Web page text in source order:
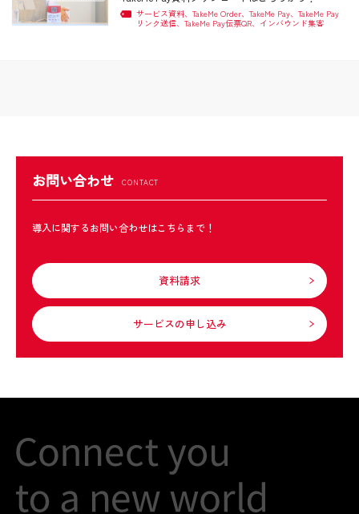
サービス資料、TakeMe Order、TakeMe Pay、TakeMe Pay
リンク送信、TakeMe Pay伝票QR、インバウンド集客
お問い合わせ
導入に関するお問い合わせはこちらまで！
資料請求
サービスの申し込み